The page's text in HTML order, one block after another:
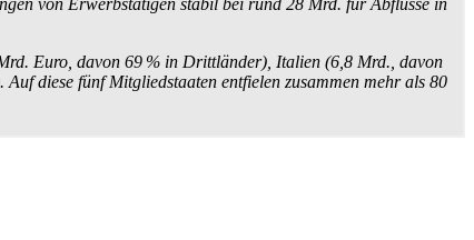
von Erwerbstätigen stabil bei rund 28 Mrd. für Abflüsse in
Euro, davon 69 % in Drittländer), Italien (6,8 Mrd., davon
diese fünf Mitglied­staaten entfielen zusammen mehr als 80